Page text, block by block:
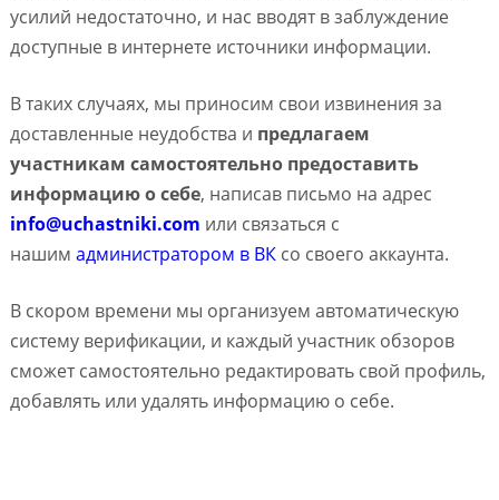
усилий недостаточно, и нас вводят в заблуждение
доступные в интернете источники информации.
В таких случаях, мы приносим свои извинения за
доставленные неудобства и предлагаем
участникам самостоятельно предоставить
информацию о себе, написав письмо на адрес
info@uchastniki.com или связаться с
нашим администратором в ВКсо своего аккаунта.
В скором времени мы организуем автоматическую
систему верификации, и каждый участник обзоров
сможет самостоятельно редактировать свой профиль,
добавлять или удалять информацию о себе.